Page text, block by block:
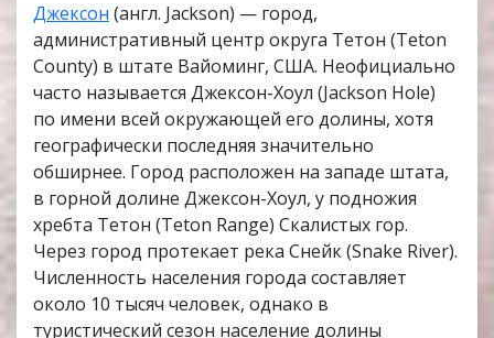
Джексон (англ. Jackson) — город,
административный центр округа Тетон (Teton
County) в штате Вайоминг, США. Неофициально
часто называется Джексон-Хоул (Jackson Hole)
по имени всей окружающей его долины, хотя
географически последняя значительно
обширнее. Город расположен на западе штата,
в горной долине Джексон-Хоул, у подножия
хребта Тетон (Teton Range) Скалистых гор.
Через город протекает река Снейк (Snake River).
Численность населения города составляет
около 10 тысяч человек, однако в
туристический сезон население долины